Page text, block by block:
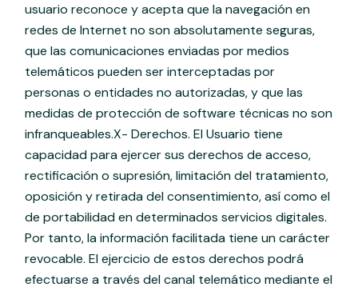
usuario reconoce y acepta que la navegación en
redes de Internet no son absolutamente seguras,
que las comunicaciones enviadas por medios
telemáticos pueden ser interceptadas por
personas o entidades no autorizadas, y que las
medidas de protección de software técnicas no son
infranqueables.X- Derechos. El Usuario tiene
capacidad para ejercer sus derechos de acceso,
rectificación o supresión, limitación del tratamiento,
oposición y retirada del consentimiento, así como el
de portabilidad en determinados servicios digitales.
Por tanto, la información facilitada tiene un carácter
revocable. El ejercicio de estos derechos podrá
efectuarse a través del canal telemático mediante el